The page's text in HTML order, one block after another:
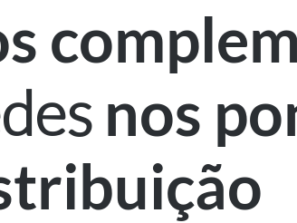
nos